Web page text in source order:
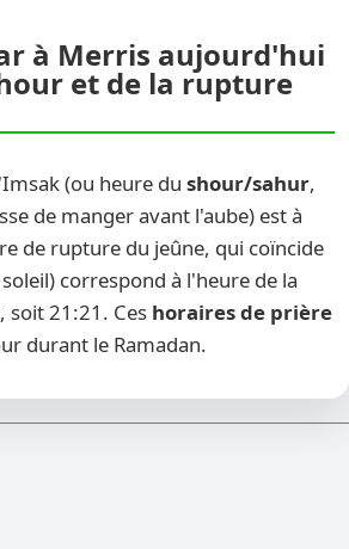
à Merris aujourd'hui
et de la rupture
(ou heure du shour/sahur,
de manger avant l'aube) est à
de rupture du jeûne, qui coïncide
correspond à l'heure de la
soit 21:21. Ces horaires de prière
durant le Ramadan.